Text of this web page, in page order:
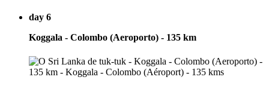
day 6
Koggala - Colombo (Aeroporto) - 135 km